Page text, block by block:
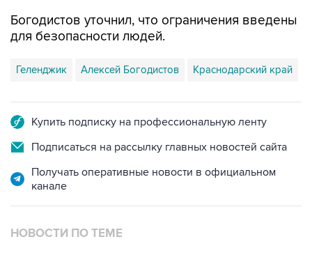
Богодистов уточнил, что ограничения введены
для безопасности людей.
Геленджик Алексей Богодистов Краснодарский край
Купить подписку на профессиональную ленту
Подписаться на рассылку главных новостей сайта
Получать оперативные новости в официальном
канале
НОВОСТИ ПО ТЕМЕ